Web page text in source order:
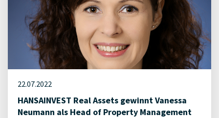
22.07.2022
HANSAINVEST Real Assets gewinnt Vanessa
Neumann als Head of Property Management